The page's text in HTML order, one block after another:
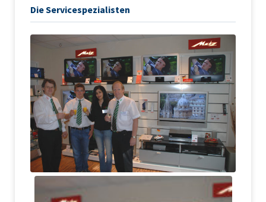
Die Servicespezialisten